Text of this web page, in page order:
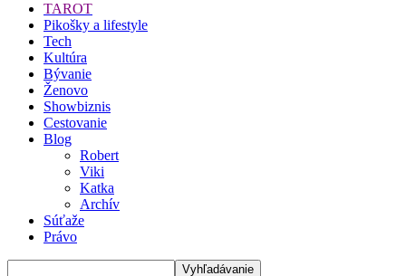
TAROT
Pikošky a lifestyle
Tech
Kultúra
Bývanie
Ženovo
Showbiznis
Cestovanie
Blog
Robert
Viki
Katka
Archív
Súťaže
Právo